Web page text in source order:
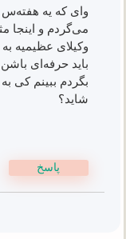
وای که یه هفته‌س
می‌گردم و اینجا
وکیلای عظیمیه
باید حرفه‌ای
بگردم ببینم کی
شاید؟
پاسخ